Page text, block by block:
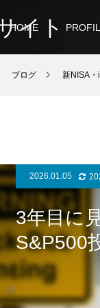
イト
HOME
ブログ 新NISA
2026.01.05
3年目に
S&P500